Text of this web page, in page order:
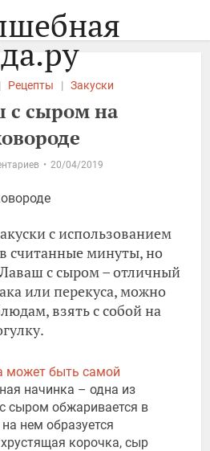
Рецепты | Закуски
с сыром на
20/04/2019
с использованием
считанные минуты, но
Лаваш с сыром – отличный
или перекуса, можно
взять с собой на
может быть самой
начинка – одна из
сыром обжаривается в
нем образуется
корочка, сыр